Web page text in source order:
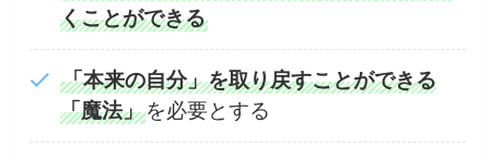
くことができる
「本来の自分」を取り戻すことができる
「魔法」を必要とする